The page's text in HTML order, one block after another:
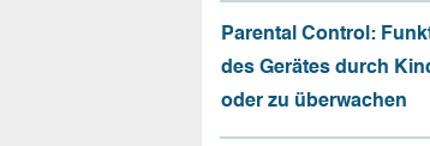
Parental Control:
des Gerätes durch
oder zu überwachen